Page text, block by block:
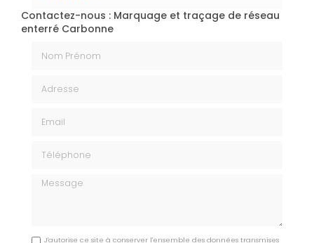
Contactez-nous : Marquage et traçage de réseau
enterré Carbonne
Message
J'autorise ce site à conserver l'ensemble des données transmises